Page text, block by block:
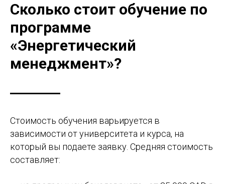
Сколько стоит обучение по
программе
«Энергетический
менеджмент»?
Стоимость обучения варьируется в
зависимости от университета и курса, на
который вы подаете заявку. Средняя стоимость
составляет: